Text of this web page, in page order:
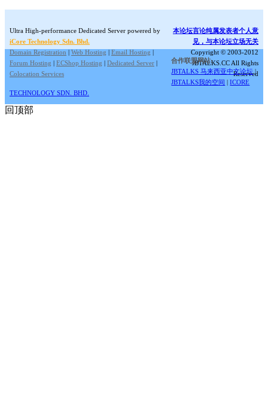
Ultra High-performance Dedicated Server powered by
iCore Technology Sdn. Bhd.
Domain Registration | Web Hosting | Email Hosting |
Forum Hosting | ECShop Hosting | Dedicated Server |
Colocation Services
本论坛言论纯属发表者个人意
见，与本论坛立场无关
Copyright © 2003-2012
JBTALKS.CC All Rights
Reserved
合作联盟网站:
JBTALKS 马来西亚中文论坛 |
JBTALKS我的空间 |ICORE
TECHNOLOGY SDN. BHD.
回顶部